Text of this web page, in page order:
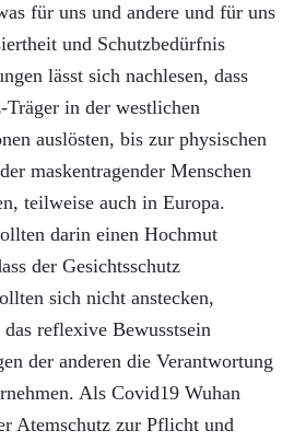
für uns und andere und für uns
und Schutzbedürfnis
lässt sich nachlesen, dass
Träger in der westlichen
auslösten, bis zur physischen
maskentragender Menschen
teilweise auch in Europa.
darin einen Hochmut
der Gesichtsschutz
sich nicht anstecken,
reflexive Bewusstsein
der anderen die Verantwortung
Als Covid19 Wuhan
Atemschutz zur Pflicht und